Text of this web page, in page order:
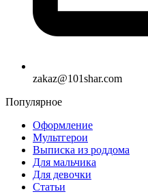
zakaz@101shar.com
Популярное
Оформление
Мультгерои
Выписка из роддома
Для мальчика
Для девочки
Статьи